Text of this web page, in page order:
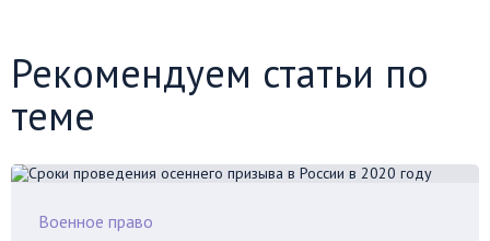
Рекомендуем статьи по
теме
Военное право